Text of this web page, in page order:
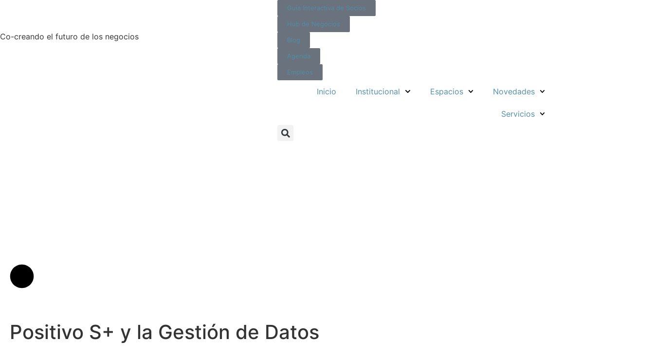
Co-creando el futuro de los negocios
Guía Interactiva de Socios
Hub de Negocios
Blog
Agenda
Empleos
Inicio Institucional Espacios Novedades
Servicios
Positivo S+ y la Gestión de Datos